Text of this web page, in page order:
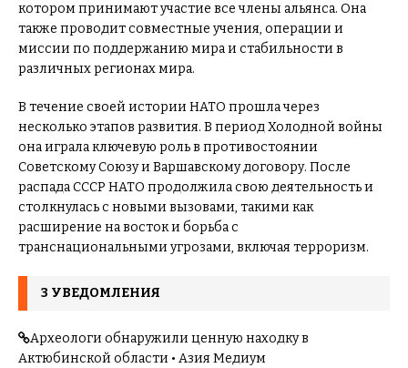
котором принимают участие все члены альянса. Она
также проводит совместные учения, операции и
миссии по поддержанию мира и стабильности в
различных регионах мира.
В течение своей истории НАТО прошла через
несколько этапов развития. В период Холодной войны
она играла ключевую роль в противостоянии
Советскому Союзу и Варшавскому договору. После
распада СССР НАТО продолжила свою деятельность и
столкнулась с новыми вызовами, такими как
расширение на восток и борьба с
транснациональными угрозами, включая терроризм.
3 УВЕДОМЛЕНИЯ
Археологи обнаружили ценную находку в
Актюбинской области • Азия Медиум